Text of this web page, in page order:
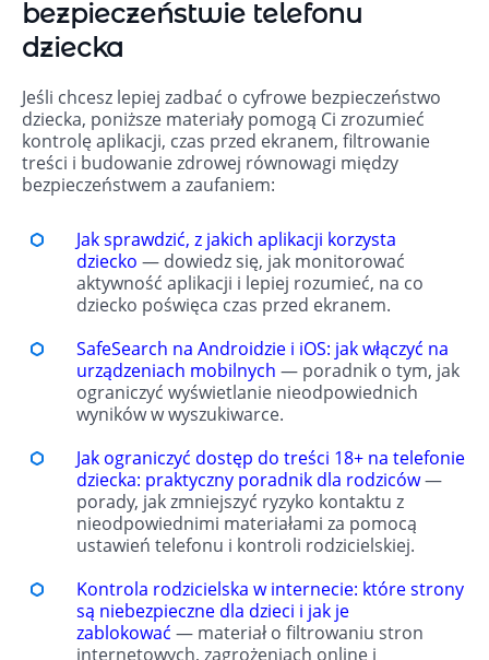
bezpieczeństwie telefonu
dziecka
Jeśli chcesz lepiej zadbać o cyfrowe bezpieczeństwo
dziecka, poniższe materiały pomogą Ci zrozumieć
kontrolę aplikacji, czas przed ekranem, filtrowanie
treści i budowanie zdrowej równowagi między
bezpieczeństwem a zaufaniem:
Jak sprawdzić, z jakich aplikacji korzysta
dziecko — dowiedz się, jak monitorować
aktywność aplikacji i lepiej rozumieć, na co
dziecko poświęca czas przed ekranem.
SafeSearch na Androidzie i iOS: jak włączyć na
urządzeniach mobilnych — poradnik o tym, jak
ograniczyć wyświetlanie nieodpowiednich
wyników w wyszukiwarce.
Jak ograniczyć dostęp do treści 18+ na telefonie
dziecka: praktyczny poradnik dla rodziców—
porady, jak zmniejszyć ryzyko kontaktu z
nieodpowiednimi materiałami za pomocą
ustawień telefonu i kontroli rodzicielskiej.
Kontrola rodzicielska w internecie: które strony
są niebezpieczne dla dzieci i jak je
zablokować — materiał o filtrowaniu stron
internetowych, zagrożeniach online i